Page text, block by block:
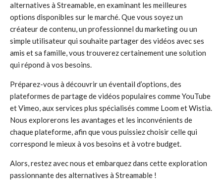
alternatives à Streamable, en examinant les meilleures
options disponibles sur le marché. Que vous soyez un
créateur de contenu, un professionnel du marketing ou un
simple utilisateur qui souhaite partager des vidéos avec ses
amis et sa famille, vous trouverez certainement une solution
qui répond à vos besoins.
Préparez-vous à découvrir un éventail d’options, des
plateformes de partage de vidéos populaires comme YouTube
et Vimeo, aux services plus spécialisés comme Loom et Wistia.
Nous explorerons les avantages et les inconvénients de
chaque plateforme, afin que vous puissiez choisir celle qui
correspond le mieux à vos besoins et à votre budget.
Alors, restez avec nous et embarquez dans cette exploration
passionnante des alternatives à Streamable !